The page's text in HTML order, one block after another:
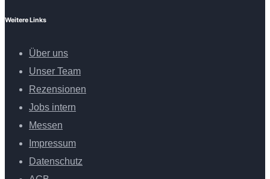
Weitere Links
Über uns
Unser Team
Rezensionen
Jobs intern
Messen
Impressum
Datenschutz